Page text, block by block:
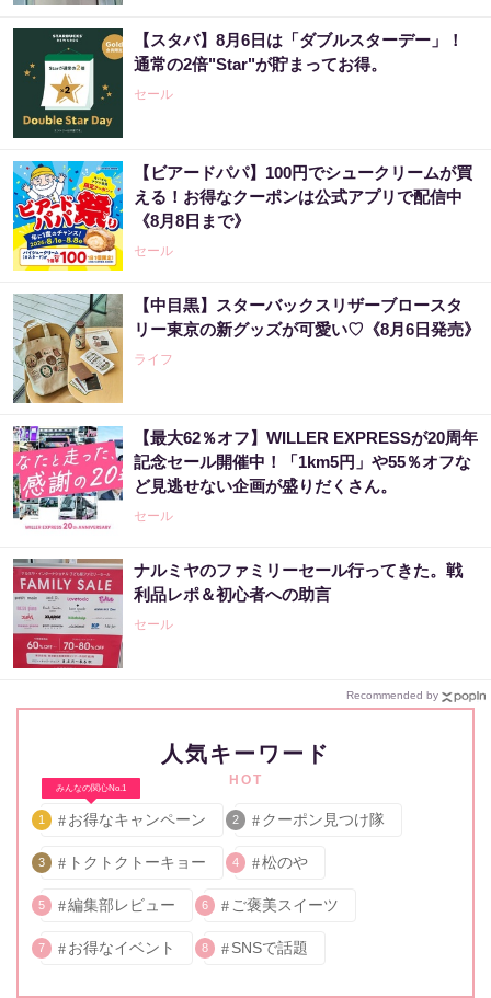
【スタバ】8月6日は「ダブルスターデー」！
通常の2倍"Star"が貯まってお得。
セール
【ビアードパパ】100円でシュークリームが買
える！お得なクーポンは公式アプリで配信中
《8月8日まで》
セール
【中目黒】スターバックスリザーブロースタ
リー東京の新グッズが可愛い♡《8月6日発売》
ライフ
【最大62％オフ】WILLER EXPRESSが20周年
記念セール開催中！「1km5円」や55％オフな
ど見逃せない企画が盛りだくさん。
セール
ナルミヤのファミリーセール行ってきた。戦
利品レポ＆初心者への助言
セール
Recommended by
人気キーワード
HOT
みんなの関心No.1
1 お得なキャンペーン 2 クーポン見つけ隊
3 トクトクトーキョー 4 松のや
5 編集部レビュー 6 ご褒美スイーツ
7 お得なイベント 8 SNSで話題